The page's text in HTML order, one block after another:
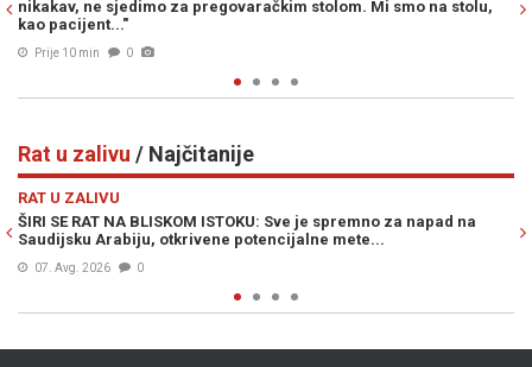
na stolu,
baza iz Assadove ere
Rat u zalivu / Najčitanije
napad na
RAT U ZALIVU
NOVE IRANSKE RAKETE MIJENJAJU RAT: Larry
iza velikog preokreta stoje Kina i Rusija
Prije 20h